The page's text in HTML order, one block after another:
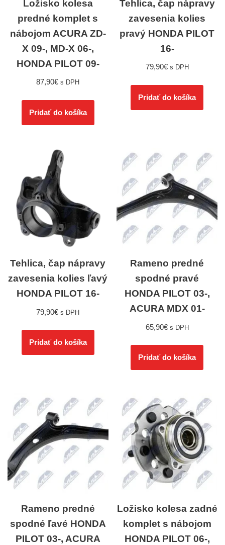
Ložisko kolesa
predné komplet s
nábojom ACURA ZD-
X 09-, MD-X 06-,
HONDA PILOT 09-
87,90€ s DPH
Pridať do košíka
Tehlica, čap nápravy
zavesenia kolies
pravý HONDA PILOT
16-
79,90€ s DPH
Pridať do košíka
Tehlica, čap nápravy
zavesenia kolies ľavý
HONDA PILOT 16-
79,90€ s DPH
Pridať do košíka
Rameno predné
spodné pravé
HONDA PILOT 03-,
ACURA MDX 01-
65,90€ s DPH
Pridať do košíka
Rameno predné
spodné ľavé HONDA
PILOT 03-, ACURA
Ložisko kolesa zadné
komplet s nábojom
HONDA PILOT 06-,